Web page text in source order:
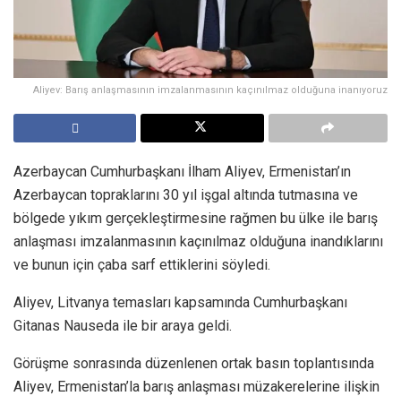
Aliyev: Barış anlaşmasının imzalanmasının kaçınılmaz olduğuna inanıyoruz
Azerbaycan Cumhurbaşkanı İlham Aliyev, Ermenistan’ın
Azerbaycan topraklarını 30 yıl işgal altında tutmasına ve
bölgede yıkım gerçekleştirmesine rağmen bu ülke ile barış
anlaşması imzalanmasının kaçınılmaz olduğuna inandıklarını
ve bunun için çaba sarf ettiklerini söyledi.
Aliyev, Litvanya temasları kapsamında Cumhurbaşkanı
Gitanas Nauseda ile bir araya geldi.
Görüşme sonrasında düzenlenen ortak basın toplantısında
Aliyev, Ermenistan’la barış anlaşması müzakerelerine ilişkin